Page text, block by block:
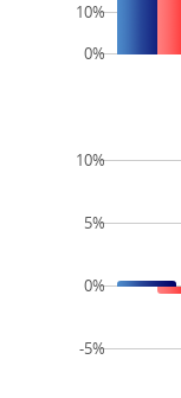
10%
0%
10%
5%
0%
-5%